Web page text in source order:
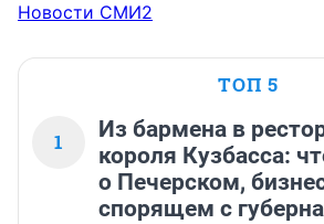
Новости СМИ2
ТОП 5
1
Из бармена в
короля Кузбасса:
о Печерском,
спорящем с